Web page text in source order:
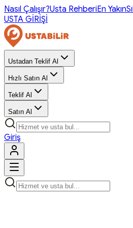
Nasıl Çalışır?Usta RehberiEn Yakın
USTA GİRİŞİ
Ustadan Teklif Al
Hızlı Satın Al
Teklif Al
Satın Al
Giriş